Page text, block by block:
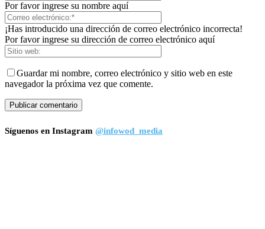
Por favor ingrese su nombre aquí
¡Has introducido una dirección de correo electrónico incorrecta!
Por favor ingrese su dirección de correo electrónico aquí
Guardar mi nombre, correo electrónico y sitio web en este
navegador la próxima vez que comente.
Síguenos en Instagram @infowod_media